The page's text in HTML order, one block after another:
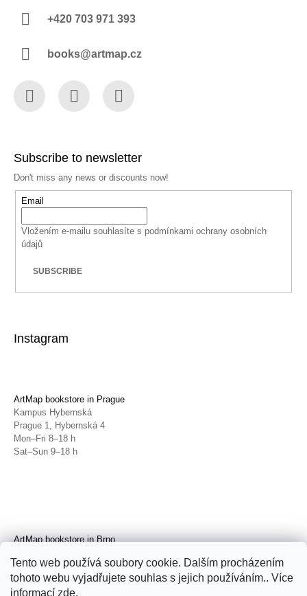
Tento web používá soubory cookie. Dalším procházením
tohoto webu vyjadřujete souhlas s jejich používáním.. Více
informací zde.
+420 703 971 393
books@artmap.cz
Subscribe to newsletter
Don't miss any news or discounts now!
Email
Vložením e-mailu souhlasíte s podmínkami ochrany osobních
údajů
SUBSCRIBE
Instagram
ArtMap bookstore in Prague
Kampus Hybernská
Prague 1, Hybernská 4
Mon–Fri 8–18 h
Sat–Sun 9–18 h
ArtMap bookstore in Brno
Brno, Radnická 4
Tue–Fri 11–19 h
Sat 14–19 h